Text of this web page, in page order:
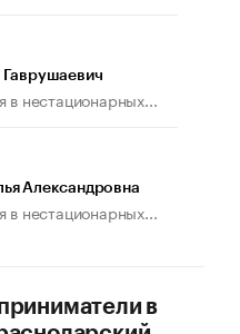
иначе». Как живет глава
в нестационарных...
Александровна
в нестационарных...
в